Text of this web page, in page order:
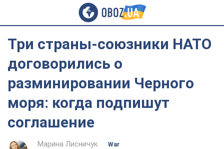
Три страны-союзники НАТО
договорились о
разминировании Черного
моря: когда подпишут
соглашение
Марина Лисничук
War